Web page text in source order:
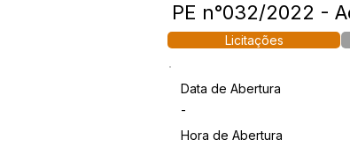
PE n°032/2022 -
Licitações
Data de Abertura
-
Hora de Abertura